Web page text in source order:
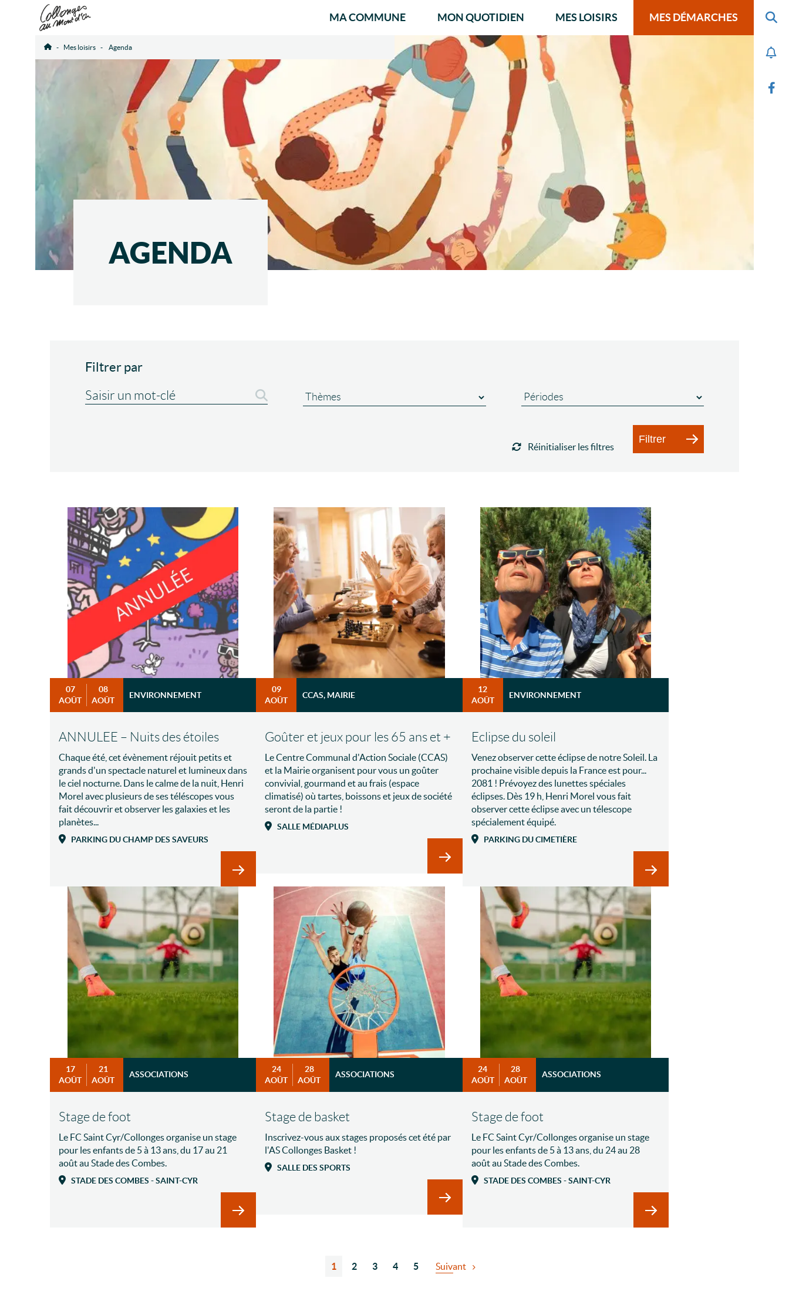
MA COMMUNE MON QUOTIDIEN MES LOISIRS MES DÉMARCHES
Mes loisirs Agenda
AGENDA
Filtrer par
Réinitialiser les filtres
Filtrer
07
AOÛT
08
AOÛT
ENVIRONNEMENT
ANNULEE – Nuits des étoiles
Chaque été, cet évènement réjouit petits et
grands d'un spectacle naturel et lumineux dans
le ciel nocturne. Dans le calme de la nuit, Henri
Morel avec plusieurs de ses téléscopes vous
fait découvrir et observer les galaxies et les
planètes...
PARKING DU CHAMP DES SAVEURS
En savoir plus sur ANNULEE – Nuits des étoiles
09
AOÛT
CCAS, MAIRIE
Goûter et jeux pour les 65 ans et +
Le Centre Communal d'Action Sociale (CCAS)
et la Mairie organisent pour vous un goûter
convivial, gourmand et au frais (espace
climatisé) où tartes, boissons et jeux de société
seront de la partie !
SALLE MÉDIAPLUS
En savoir plus sur Goûter et jeux pour les 65 ans et +
12
AOÛT
ENVIRONNEMENT
Eclipse du soleil
Venez observer cette éclipse de notre Soleil. La
prochaine visible depuis la France est pour...
2081 ! Prévoyez des lunettes spéciales
éclipses. Dès 19 h, Henri Morel vous fait
observer cette éclipse avec un télescope
spécialement équipé.
PARKING DU CIMETIÈRE
En savoir plus sur Eclipse du soleil
17
AOÛT
21
AOÛT
ASSOCIATIONS
Stage de foot
Le FC Saint Cyr/Collonges organise un stage
pour les enfants de 5 à 13 ans, du 17 au 21
août au Stade des Combes.
STADE DES COMBES - SAINT-CYR
En savoir plus sur Stage de foot
24
AOÛT
28
AOÛT
ASSOCIATIONS
Stage de basket
Inscrivez-vous aux stages proposés cet été par
l'AS Collonges Basket !
SALLE DES SPORTS
En savoir plus sur Stage de basket
24
AOÛT
28
AOÛT
ASSOCIATIONS
Stage de foot
Le FC Saint Cyr/Collonges organise un stage
pour les enfants de 5 à 13 ans, du 24 au 28
août au Stade des Combes.
STADE DES COMBES - SAINT-CYR
En savoir plus sur Stage de foot
1 2 3 4 5 Suivant